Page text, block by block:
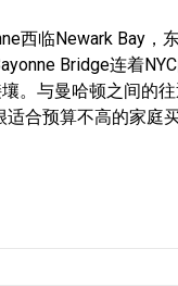
西临Newark Bay，
Bridge连着
。与曼哈顿之间的
适合预算不高的家庭